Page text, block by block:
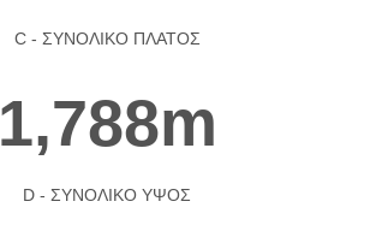
C - ΣΥΝΟΛΙΚΟ ΠΛΑΤΟΣ
1,788m
D - ΣΥΝΟΛΙΚΟ ΥΨΟΣ